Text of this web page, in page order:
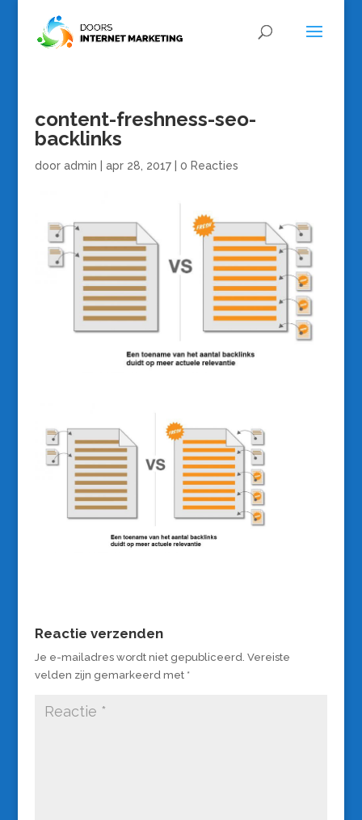
content-freshness-seo-
backlinks
door admin apr 28, 2017| 0 Reacties
Reactie verzenden
Je e-mailadres wordt niet gepubliceerd. Vereiste
velden zijn gemarkeerd met *